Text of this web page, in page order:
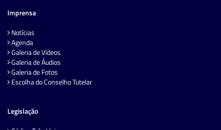
Imprensa
Notícias
Agenda
Galeria de Vídeos
Galeria de Áudios
Galeria de Fotos
Escolha do Conselho Tutelar
Legislação